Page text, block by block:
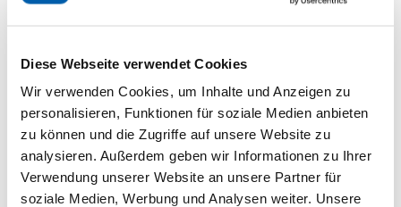
Diese Webseite verwendet Cookies
Wir verwenden Cookies, um Inhalte und Anzeigen zu
personalisieren, Funktionen für soziale Medien anbieten
zu können und die Zugriffe auf unsere Website zu
analysieren. Außerdem geben wir Informationen zu Ihrer
Verwendung unserer Website an unsere Partner für
soziale Medien, Werbung und Analysen weiter. Unsere
Zijn OKAPI Wilde Bessen voor mijn paard
geschikt?
OKAPI Wilde Bessen zijn geschikt vooralle paardenrassen
ongeacht ras of leeftijd. Ze bieden vooral ondersteuning